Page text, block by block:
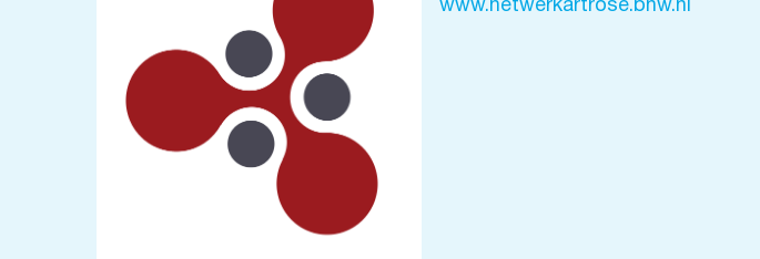
www.netwerkartrose.bnw.nl